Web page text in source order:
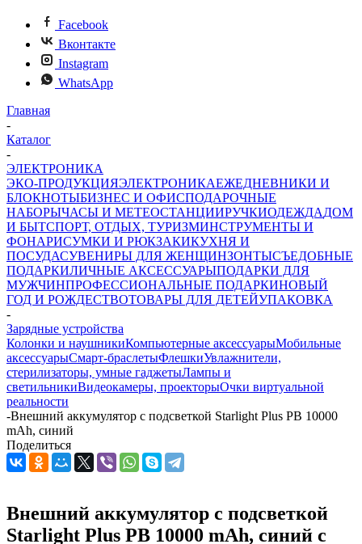
Facebook
Вконтакте
Instagram
WhatsApp
Главная
-
Каталог
-
ЭЛЕКТРОНИКА
ЭКО-ПРОДУКЦИЯЭЛЕКТРОНИКАЕЖЕДНЕВНИКИ И
БЛОКНОТЫБИЗНЕС И ОФИСПОДАРОЧНЫЕ
НАБОРЫЧАСЫ И МЕТЕОСТАНЦИИРУЧКИОДЕЖДАДОМ
И БЫТСПОРТ, ОТДЫХ, ТУРИЗМИНСТРУМЕНТЫ И
ФОНАРИСУМКИ И РЮКЗАКИКУХНЯ И
ПОСУДАСУВЕНИРЫ ДЛЯ ЖЕНЩИНЗОНТЫСЪЕДОБНЫЕ
ПОДАРКИЛИЧНЫЕ АКСЕССУАРЫПОДАРКИ ДЛЯ
МУЖЧИНПРОФЕССИОНАЛЬНЫЕ ПОДАРКИНОВЫЙ
ГОД И РОЖДЕСТВОТОВАРЫ ДЛЯ ДЕТЕЙУПАКОВКА
-
Зарядные устройства
Колонки и наушникиКомпьютерные аксессуарыМобильные
аксессуарыСмарт-браслетыФлешкиУвлажнители,
стерилизаторы, умные гаджетыЛампы и
светильникиВидеокамеры, проекторыОчки виртуальной
реальности
-Внешний аккумулятор с подсветкой Starlight Plus PB 10000
mAh, синий
Поделиться
Внешний аккумулятор с подсветкой
Starlight Plus PB 10000 mAh, синий с